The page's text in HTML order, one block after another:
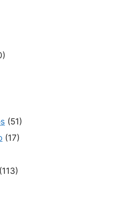
(51)
(17)
(113)